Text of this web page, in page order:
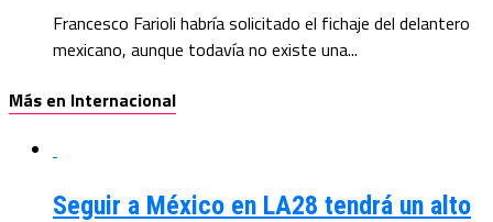
Francesco Farioli habría solicitado el fichaje del delantero
mexicano, aunque todavía no existe una...
Más en Internacional
Seguir a México en LA28 tendrá un alto